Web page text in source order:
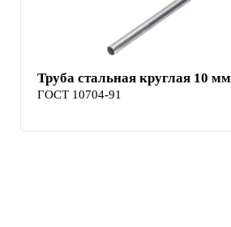
Труба стальная круглая 10 мм
ГОСТ 10704-91